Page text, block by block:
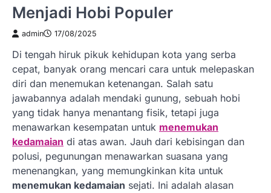
Menjadi Hobi Populer
admin 17/08/2025
Di tengah hiruk pikuk kehidupan kota yang serba
cepat, banyak orang mencari cara untuk melepaskan
diri dan menemukan ketenangan. Salah satu
jawabannya adalah mendaki gunung, sebuah hobi
yang tidak hanya menantang fisik, tetapi juga
menawarkan kesempatan untuk menemukan
kedamaian di atas awan. Jauh dari kebisingan dan
polusi, pegunungan menawarkan suasana yang
menenangkan, yang memungkinkan kita untuk
menemukan kedamaian sejati. Ini adalah alasan